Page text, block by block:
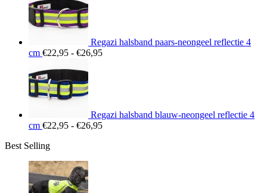
Regazi halsband paars-neongeel reflectie 4
cm €22,95 - €26,95Prijsklasse:
Regazi halsband blauw-neongeel reflectie 4
cm €22,95 - €26,95Prijsklasse:
Best Selling